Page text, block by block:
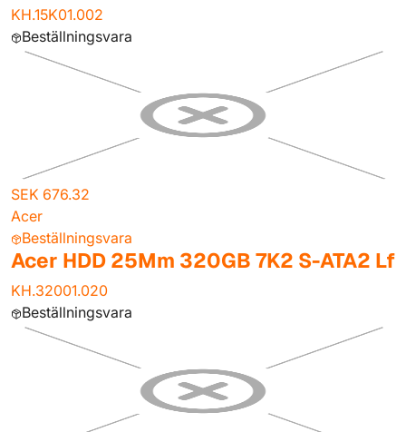
KH.15K01.002
Beställningsvara
SEK 676.32
Acer
Beställningsvara
Acer HDD 25Mm 320GB 7K2 S-ATA2 Lf
KH.32001.020
Beställningsvara